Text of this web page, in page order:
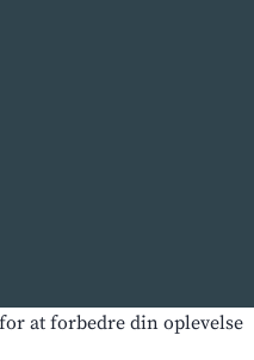
at forbedre din oplevelse